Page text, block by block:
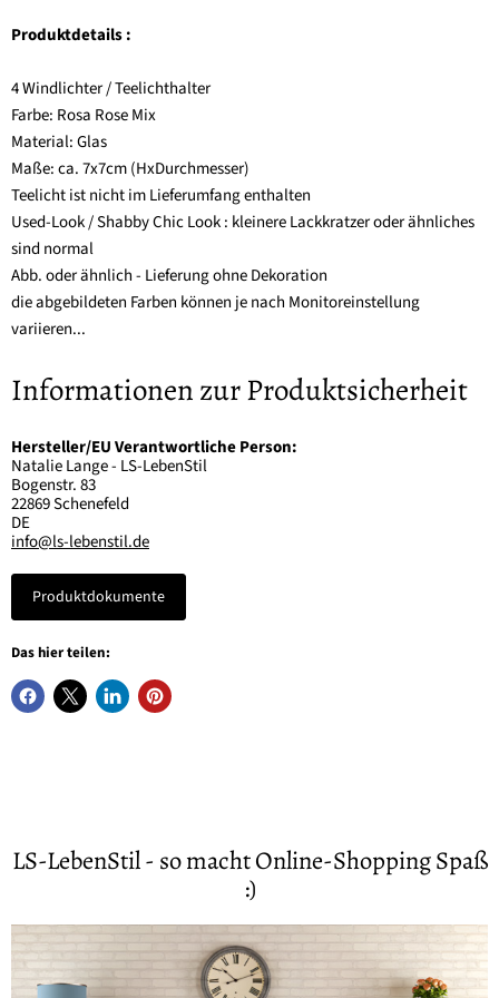
Produktdetails :
4 Windlichter / Teelichthalter
Farbe: Rosa Rose Mix
Material: Glas
Maße: ca. 7x7cm (HxDurchmesser)
Teelicht ist nicht im Lieferumfang enthalten
Used-Look / Shabby Chic Look : kleinere Lackkratzer oder ähnliches
sind normal
Abb. oder ähnlich - Lieferung ohne Dekoration
die abgebildeten Farben können je nach Monitoreinstellung
variieren...
Informationen zur Produktsicherheit
Hersteller/EU Verantwortliche Person:
Natalie Lange - LS-LebenStil
Bogenstr. 83
22869 Schenefeld
DE
info@ls-lebenstil.de
Produktdokumente
Das hier teilen:
LS-LebenStil - so macht Online-Shopping Spaß
:)